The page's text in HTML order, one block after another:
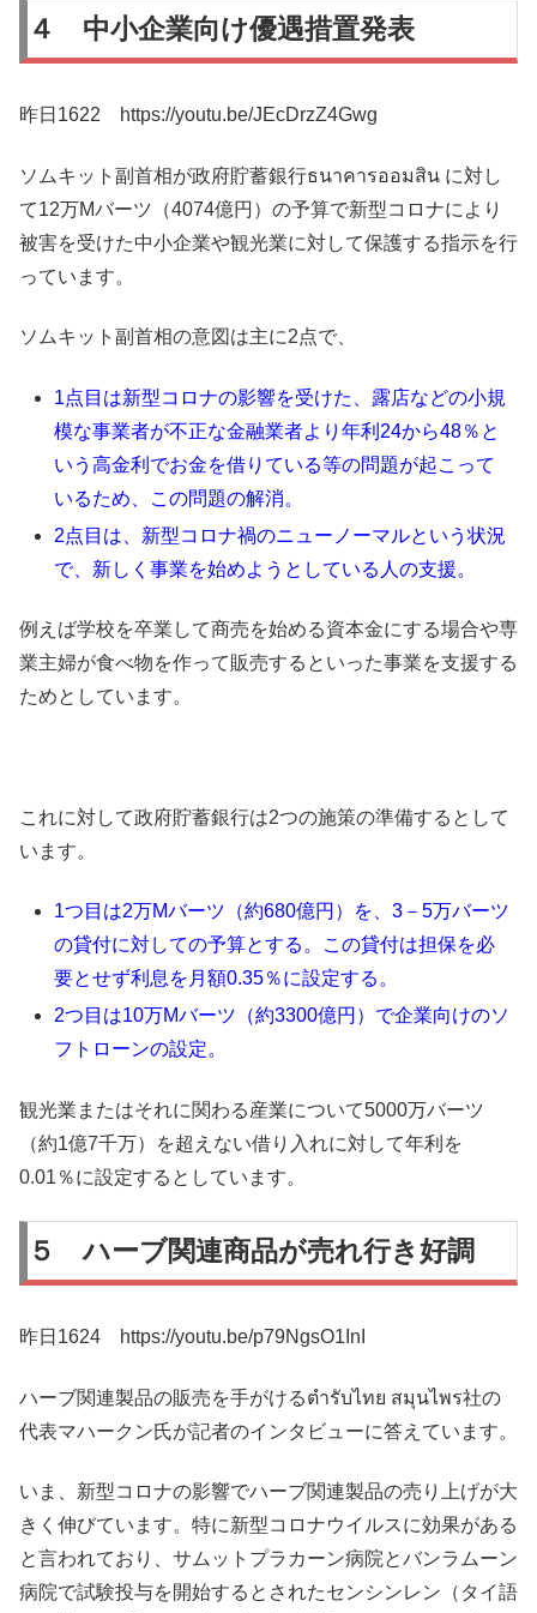
４ 中小企業向け優遇措置発表
昨日1622 https://youtu.be/JEcDrzZ4Gwg
ソムキット副首相が政府貯蓄銀行ธนาคารออมสิน に対し
て12万Mバーツ（4074億円）の予算で新型コロナにより
被害を受けた中小企業や観光業に対して保護する指示を行
っています。
ソムキット副首相の意図は主に2点で、
1点目は新型コロナの影響を受けた、露店などの小規
模な事業者が不正な金融業者より年利24から48％と
いう高金利でお金を借りている等の問題が起こって
いるため、この問題の解消。
2点目は、新型コロナ禍のニューノーマルという状況
で、新しく事業を始めようとしている人の支援。
例えば学校を卒業して商売を始める資本金にする場合や専
業主婦が食べ物を作って販売するといった事業を支援する
ためとしています。
これに対して政府貯蓄銀行は2つの施策の準備するとして
います。
1つ目は2万Mバーツ（約680億円）を、3－5万バーツ
の貸付に対しての予算とする。この貸付は担保を必
要とせず利息を月額0.35％に設定する。
2つ目は10万Mバーツ（約3300億円）で企業向けのソ
フトローンの設定。
観光業またはそれに関わる産業について5000万バーツ
（約1億7千万）を超えない借り入れに対して年利を
0.01％に設定するとしています。
５ ハーブ関連商品が売れ行き好調
昨日1624 https://youtu.be/p79NgsO1InI
ハーブ関連製品の販売を手がけるตำรับไทย สมุนไพร社の
代表マハークン氏が記者のインタビューに答えています。
いま、新型コロナの影響でハーブ関連製品の売り上げが大
きく伸びています。特に新型コロナウイルスに効果がある
と言われており、サムットプラカーン病院とバンラムーン
病院で試験投与を開始するとされたセンシンレン（タイ語